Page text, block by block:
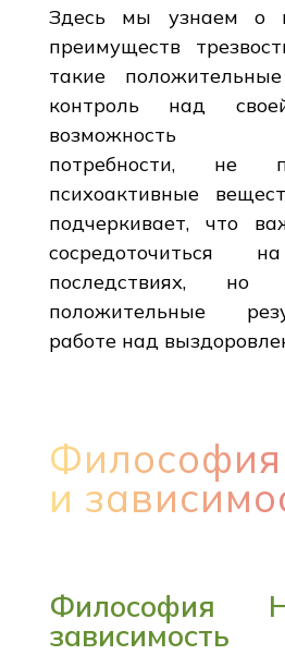
Здесь мы узнаем о
преимуществ
такие
контроль над
возможность
потребности, не
психоактивные
подчеркивает, что
сосредоточиться
последствиях,
положительные
работе над
и
Философия
зависимость